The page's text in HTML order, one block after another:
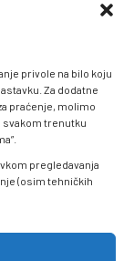
privole na bilo koju
Za dodatne
praćenje, molimo
svakom trenutku
pregledavanja
(osim tehničkih